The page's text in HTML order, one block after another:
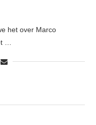
het over Marco
…